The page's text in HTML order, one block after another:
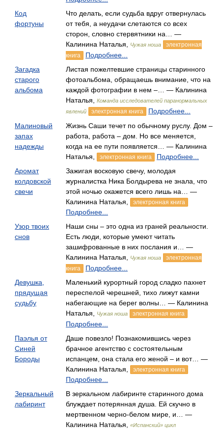
Код
фортуны
Что делать, если судьба вдруг отвернулась
от тебя, а неудачи слетаются со всех
сторон, словно стервятники на… —
Калинина Наталья,
Чужая ноша
электронная
книга
Подробнее...
Загадка
старого
альбома
Листая пожелтевшие страницы старинного
фотоальбома, обращаешь внимание, что на
каждой фотографии в нем –… — Калинина
Наталья,
Команда исследователей паранормальных
явлений
электронная книга
Подробнее...
Малиновый
запах
надежды
Жизнь Саши течет по обычному руслу. Дом –
работа, работа – дом. Но все меняется,
когда на ее пути появляется… — Калинина
Наталья,
электронная книга
Подробнее...
Аромат
колдовской
свечи
Зажигая восковую свечу, молодая
журналистка Ника Болдырева не знала, что
этой ночью окажется всего лишь на… —
Калинина Наталья,
электронная книга
Подробнее...
Узор твоих
снов
Наши сны – это одна из граней реальности.
Есть люди, которые умеют читать
зашифрованные в них послания и… —
Калинина Наталья,
Чужая ноша
электронная
книга
Подробнее...
Девушка,
прядущая
судьбу
Маленький курортный город сладко пахнет
переспелой черешней, тихо лижут камни
набегающие на берег волны… — Калинина
Наталья,
Чужая ноша электронная книга
Подробнее...
Паэлья от
Синей
Бороды
Даше повезло! Познакомившись через
брачное агентство с состоятельным
испанцем, она стала его женой – и вот… —
Калинина Наталья,
электронная книга
Подробнее...
Зеркальный
лабиринт
В зеркальном лабиринте старинного дома
блуждает потерянная душа. Ей скучно в
мертвенном черно-белом мире, и… —
Калинина Наталья,
«Испанский» цикл